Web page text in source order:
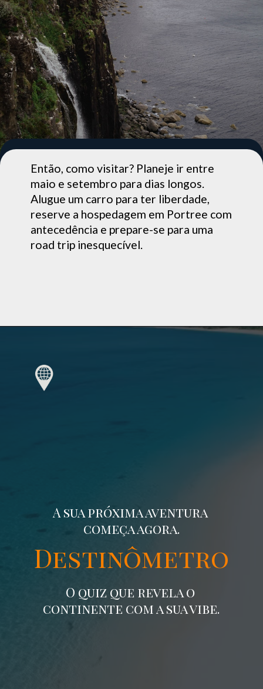
Então, como visitar? Planeje ir entre
maio e setembro para dias longos.
Alugue um carro para ter liberdade,
reserve a hospedagem em Portree com
antecedência e prepare-se para uma
road trip inesquecível.
Destinômetro
O quiz que revela o
continente com a sua vibe.
A sua próxima aventura
começa agora.